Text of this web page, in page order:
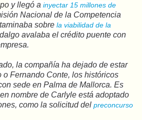
y llegó a inyectar 15 millones de
Nacional de la Competencia
sobre la viabilidad de la
avalaba el crédito puente con
la compañía ha dejado de estar
o Fernando Conte, los históricos
sede en Palma de Mallorca. Es
nombre de Carlyle está adoptado
como la solicitud del preconcurso